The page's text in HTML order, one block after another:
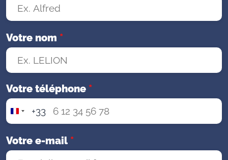
Votre nom *
Votre téléphone *
F
r
a
n
+33
Votre e-mail *